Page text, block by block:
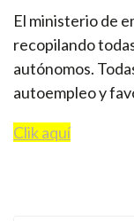
El ministerio de
recopilando
autónomos.
autoempleo y
Clik aquí